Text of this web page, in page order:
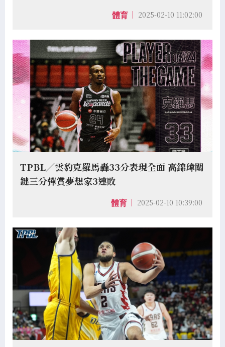
體育 2025-02-10 11:02:00
TPBL／雲豹克羅馬轟33分表現全面 高錦瑋關
鍵三分彈賞夢想家3連敗
體育 2025-02-10 10:39:00